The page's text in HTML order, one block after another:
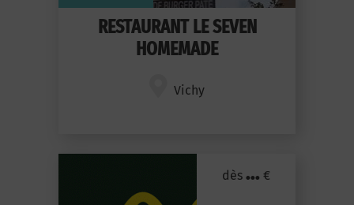
RESTAURANT LE SEVEN
HOMEMADE
Vichy
dès ... €